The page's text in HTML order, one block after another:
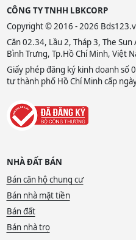
CÔNG TY TNHH LBKCORP
Copyright © 2016 - 2026
Căn 02.34, Lầu 2, Tháp 3, The
Bình Trưng, Tp.Hồ Chí Minh, Việt
Giấy phép đăng ký kinh doanh số
tư thành phố Hồ Chí Minh cấp
NHÀ ĐẤT BÁN
Bán căn hộ chung cư
Bán nhà mặt tiền
Bán đất
Bán nhà trọ